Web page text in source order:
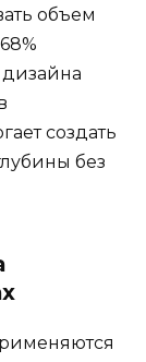
объем
дизайна
создать
без